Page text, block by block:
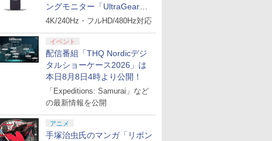
ングモニター「UltraGear
27G850A-B」がお買い得！
4K/240Hz・フルHD/480Hz対応
イベント
配信番組「THQ Nordicデジ
タルショーケース2026」は
本日8月8日4時より公開！
「Expeditions: Samurai」など
の最新情報を公開
アニメ
手塚治虫氏のマンガ「リボン